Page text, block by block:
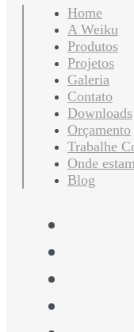
Home
A Weiku
Produtos
Projetos
Galeria
Contato
Downloads
Orçamento
Trabalhe
Onde
Blog